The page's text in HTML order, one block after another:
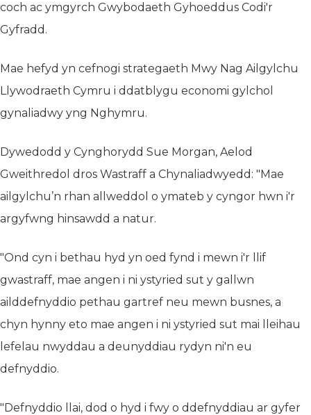
coch ac ymgyrch Gwybodaeth Gyhoeddus Codi'r
Gyfradd.
Mae hefyd yn cefnogi strategaeth Mwy Nag Ailgylchu
Llywodraeth Cymru i ddatblygu economi gylchol
gynaliadwy yng Nghymru.
Dywedodd y Cynghorydd Sue Morgan, Aelod
Gweithredol dros Wastraff a Chynaliadwyedd: "Mae
ailgylchu’n rhan allweddol o ymateb y cyngor hwn i'r
argyfwng hinsawdd a natur.
"Ond cyn i bethau hyd yn oed fynd i mewn i'r llif
gwastraff, mae angen i ni ystyried sut y gallwn
ailddefnyddio pethau gartref neu mewn busnes, a
chyn hynny eto mae angen i ni ystyried sut mai lleihau
lefelau nwyddau a deunyddiau rydyn ni'n eu
defnyddio.
"Defnyddio llai, dod o hyd i fwy o ddefnyddiau ar gyfer